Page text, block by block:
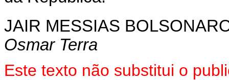
JAIR MESSIAS
Osmar Terra
Este texto não substitui o